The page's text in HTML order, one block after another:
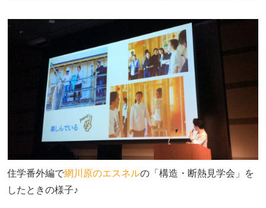
住学番外編で網川原のエスネルの「構造・断熱見学会」を
したときの様子♪